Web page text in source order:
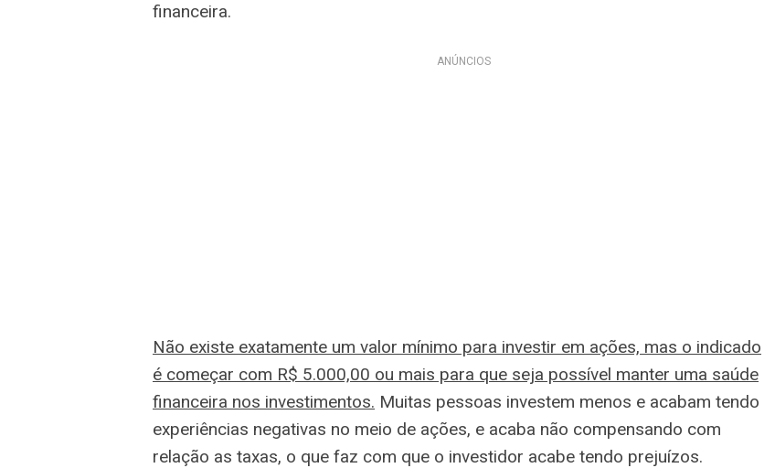
financeira.
ANÚNCIOS
Não existe exatamente um valor mínimo para investir em ações, mas o indicado
é começar com R$ 5.000,00 ou mais para que seja possível manter uma saúde
financeira nos investimentos. Muitas pessoas investem menos e acabam tendo
experiências negativas no meio de ações, e acaba não compensando com
relação as taxas, o que faz com que o investidor acabe tendo prejuízos.